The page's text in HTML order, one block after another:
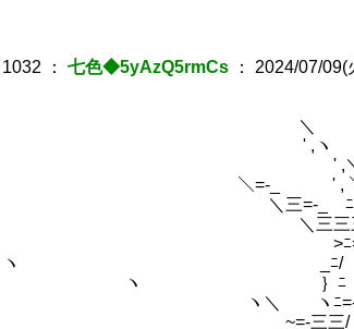
1032 ： 七色◆5yAzQ5rmCs ： 2024/07/09(
' ,ヽ
' ,＼ ム
＼=-_ ' , ＼ ＿_ﾑニ＝､=
＼三=-_ ﾆ
＼三三三=
>ﾆ=~（ ﾏ
ヽ _ﾆ/ ﾏﾆ
ヽ ｝ﾆ ',
ヽ＼ ヽﾆ=-人
~=-三三/ヽ三{ ゛ー
(42)